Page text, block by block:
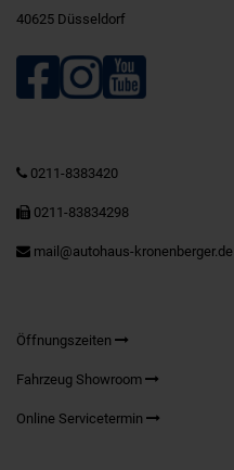
40625 Düsseldorf
0211-8383420
0211-83834298
mail@autohaus-kronenberger.de
Öffnungszeiten
Fahrzeug Showroom
Online Servicetermin